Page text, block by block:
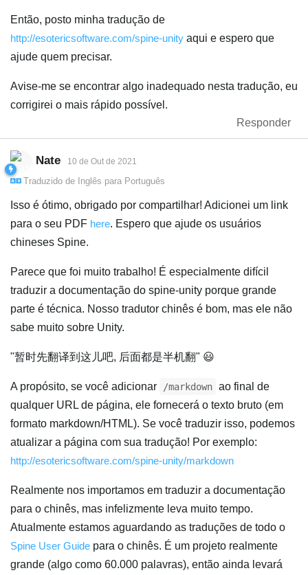
Então, posto minha tradução de
http://esotericsoftware.com/spine-unity aqui e espero que
ajude quem precisar.
Avise-me se encontrar algo inadequado nesta tradução, eu
corrigirei o mais rápido possível.
Responder
Nate 10 de Out de 2021
Traduzido de Inglês para Português
Isso é ótimo, obrigado por compartilhar! Adicionei um link
para o seu PDF here. Espero que ajude os usuários
chineses Spine.
Parece que foi muito trabalho! É especialmente difícil
traduzir a documentação do spine-unity porque grande
parte é técnica. Nosso tradutor chinês é bom, mas ele não
sabe muito sobre Unity.
"暂时先翻译到这儿吧, 后面都是半机翻" 😃
A propósito, se você adicionar /markdown ao final de
qualquer URL de página, ele fornecerá o texto bruto (em
formato markdown/HTML). Se você traduzir isso, podemos
atualizar a página com sua tradução! Por exemplo:
http://esotericsoftware.com/spine-unity/markdown
Realmente nos importamos em traduzir a documentação
para o chinês, mas infelizmente leva muito tempo.
Atualmente estamos aguardando as traduções de todo o
Spine User Guide para o chinês. É um projeto realmente
grande (algo como 60.000 palavras), então ainda levará